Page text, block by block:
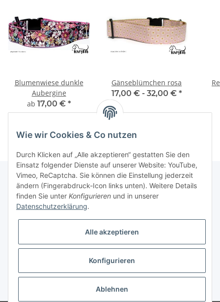
Blumenwiese dunkle
Aubergine
ab 17,00 € *
Gänseblümchen rosa
17,00 € - 32,00 € *
Informationen
Galerie
* Keine Ausweisung der Mehrwertsteuer gemäß Klein-Unternehmer-Regelung.,
Wie wir Cookies & Co nutzen
Durch Klicken auf „Alle akzeptieren“ gestatten Sie den
Einsatz folgender Dienste auf unserer Website: YouTube,
Vimeo, ReCaptcha. Sie können die Einstellung jederzeit
ändern (Fingerabdruck-Icon links unten). Weitere Details
finden Sie unter Konfigurieren und in unserer
Datenschutzerklärung.
Alle akzeptieren
Konfigurieren
Ablehnen